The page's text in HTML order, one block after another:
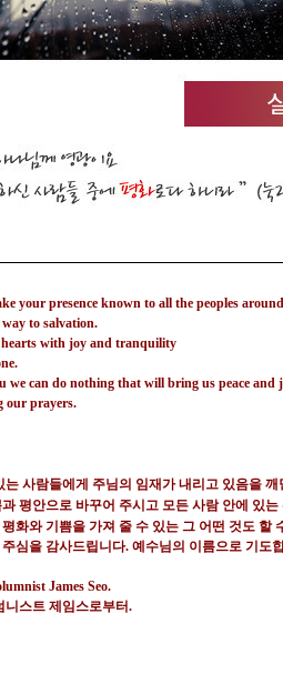
your presence known to all the peoples
way to salvation.
hearts with joy and tranquility
we can do nothing that will bring us peace and
our prayers.
는 사람들에게 주님의 임재가 내리고 있음을 깨
평안으로 바꾸어 주시고 모든 사람 안에 있
화와 기쁨을 가져 줄 수 있는 그 어떤 것도 할
심을 감사드립니다. 예수님의 이름으로 기도
James Seo.
니스트 제임스로부터.